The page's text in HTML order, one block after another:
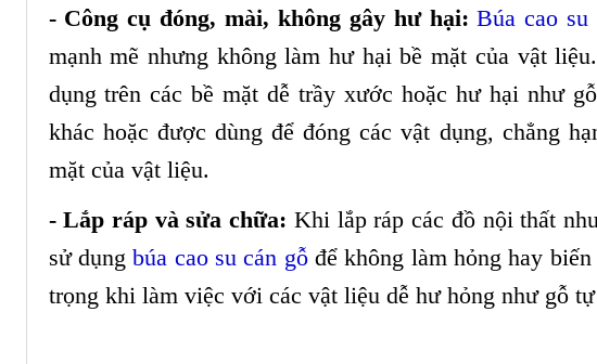
- Công cụ đóng, mài, không gây hư hại: Búa cao su
mạnh mẽ nhưng không làm hư hại bề mặt của vật
dụng trên các bề mặt dễ trầy xước hoặc hư hại như
khác hoặc được dùng để đóng các vật dụng, chẳng
mặt của vật liệu.
- Lắp ráp và sửa chữa: Khi lắp ráp các đồ nội thất
sử dụngbúa cao su cán gỗđể không làm hỏng hay
trọng khi làm việc với các vật liệu dễ hư hỏng như gỗ